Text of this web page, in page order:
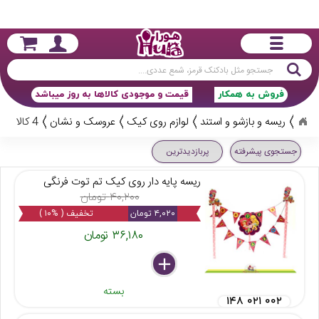
جستجو
قیمت و موجودی کالاها به روز میباشد فروش به همکار
ریسه و بازشو و استند لوازم روی کیک عروسک و نشان 4 کالا
جستجوی پیشرفته پربازدیدترین
ریسه پایه دار روی کیک تم توت فرنگی
۴۰,۲۰۰ تومان
۴,۰۲۰ تومان تخفیف ( %۱۰ )
۳۶,۱۸۰ تومان
delete
remove
add
بسته
۱۴۸ ۰۲۱ ۰۰۲